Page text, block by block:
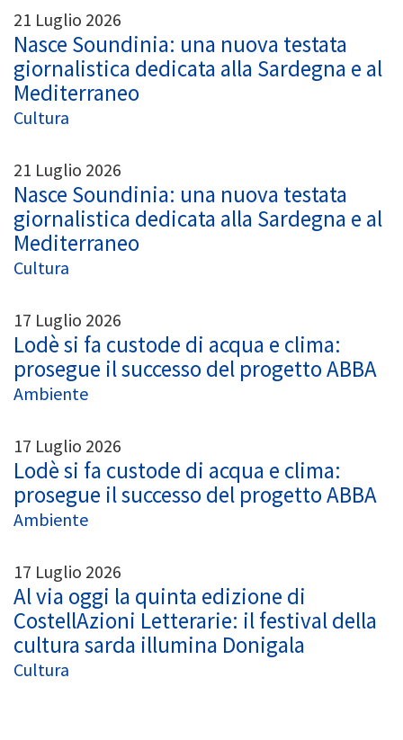
21 Luglio 2026
Nasce Soundinia: una nuova testata
giornalistica dedicata alla Sardegna e al
Mediterraneo
Cultura
21 Luglio 2026
Nasce Soundinia: una nuova testata
giornalistica dedicata alla Sardegna e al
Mediterraneo
Cultura
17 Luglio 2026
Lodè si fa custode di acqua e clima:
prosegue il successo del progetto ABBA
Ambiente
17 Luglio 2026
Lodè si fa custode di acqua e clima:
prosegue il successo del progetto ABBA
Ambiente
17 Luglio 2026
Al via oggi la quinta edizione di
CostellAzioni Letterarie: il festival della
cultura sarda illumina Donigala
Cultura